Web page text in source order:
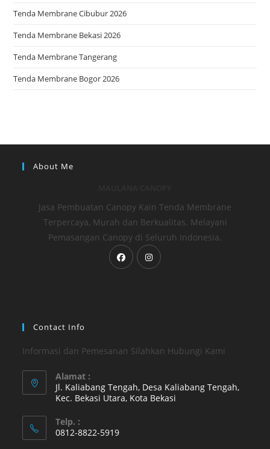
Tenda Membrane Cibubur 2026
Tenda Membrane Bekasi 2026
Tenda Membrane Tangerang
Tenda Membrane Bogor 2026
About Me
Jasa Pembuatan Canopy Kain Tenda Membrane
Terpercaya, Murah dan Berkualitas. Melayani
Pemasangan Canopy di Seluruh Indonesia.
Opens
in
Opens
Contact Info
Informasi dan Pemesanan Silahkan Hubungi Kami
Alamat :
Jl. Kaliabang Tengah, Desa Kaliabang Tengah,
Kec. Bekasi Utara, Kota Bekasi
in
Telp. :
0812-8822-5919